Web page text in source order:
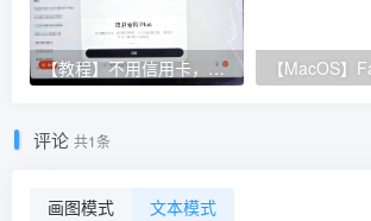
【教程】不用信用卡，亲测通过 Apple 礼品卡方式订阅 ChatGPT Plus！
评论 共1条
画图模式 文本模式